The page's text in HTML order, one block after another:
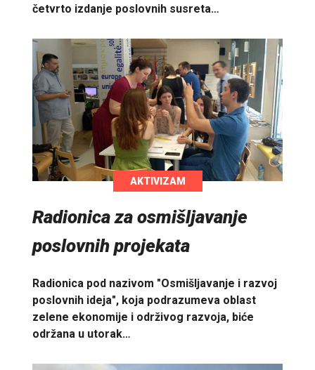
četvrto izdanje poslovnih susreta…
AKTIVIZAM
Radionica za osmišljavanje
poslovnih projekata
Radionica pod nazivom "Osmišljavanje i razvoj
poslovnih ideja", koja podrazumeva oblast
zelene ekonomije i održivog razvoja, biće
održana u utorak…